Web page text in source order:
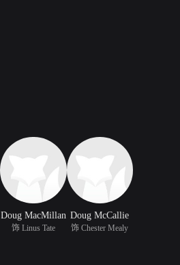
Doug MacMillan
饰 Linus Tate
Doug McCallie
饰 Chester Mealy